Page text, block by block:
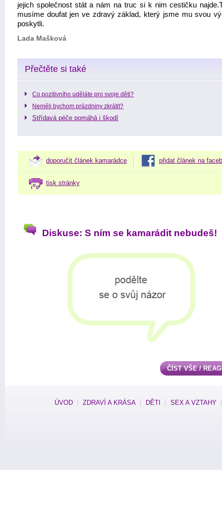
jejich společnost stát a nám na truc si k nim cestičku
musíme doufat jen ve zdravý základ, který jsme mu svou
poskytli.
Lada Mašková
Přečtěte si také
Co pozitivního uděláte pro svoje děti?
Neměli bychom prázdniny zkrátit?
Střídavá péče pomáhá i škodí
doporučit článek kamarádce přidat článek na
tisk stránky
Diskuse: S ním se kamarádit nebudeš!
ČÍST VŠE /
ÚVOD ZDRAVÍ A KRÁSA DĚTI SEX A VZTAHY